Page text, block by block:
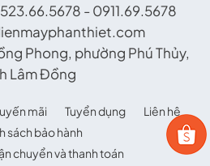
- 0911.69.5678
Phong, phường Phú Thủy,
Lâm Đồng
mãi Tuyển dụng
Liên hệ
sách bảo hành
chuyển và thanh toán